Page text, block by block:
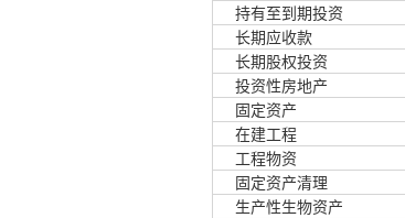
持有至到期投资
长期应收款
长期股权投资
投资性房地产
固定资产
在建工程
工程物资
固定资产清理
生产性生物资产